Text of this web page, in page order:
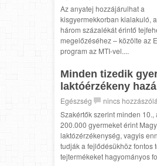
Az anyatej hozzájárulhat a
kisgyermekkorban kialakuló,
három százalékát érintő
megelőzéséhez – közölte az
program az MTI-vel....
Minden tizedik
laktóérzékeny
Egészség
nincs
Szakértők szerint minden 10.,
200.000 gyermeket érint
laktózérzékenység, vagyis
tudják a fejlődésükhöz fontos
tejtermékeket hagyományos